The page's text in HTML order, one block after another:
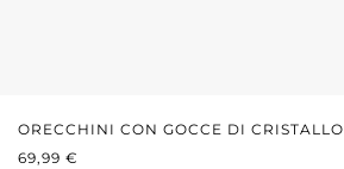
ORECCHINI CON GOCCE DI CRISTALLO
PREZZO NORMALE:
69,99 €